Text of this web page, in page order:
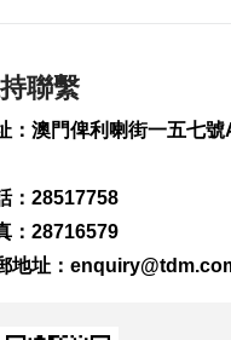
遂案
押
議與
聯繫
：澳門俾利喇街一五七
：28517758
：28716579
地址：